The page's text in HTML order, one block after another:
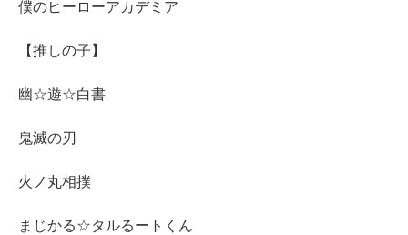
僕のヒーローアカデミア
【推しの子】
幽☆遊☆白書
鬼滅の刃
火ノ丸相撲
まじかる☆タルるートくん